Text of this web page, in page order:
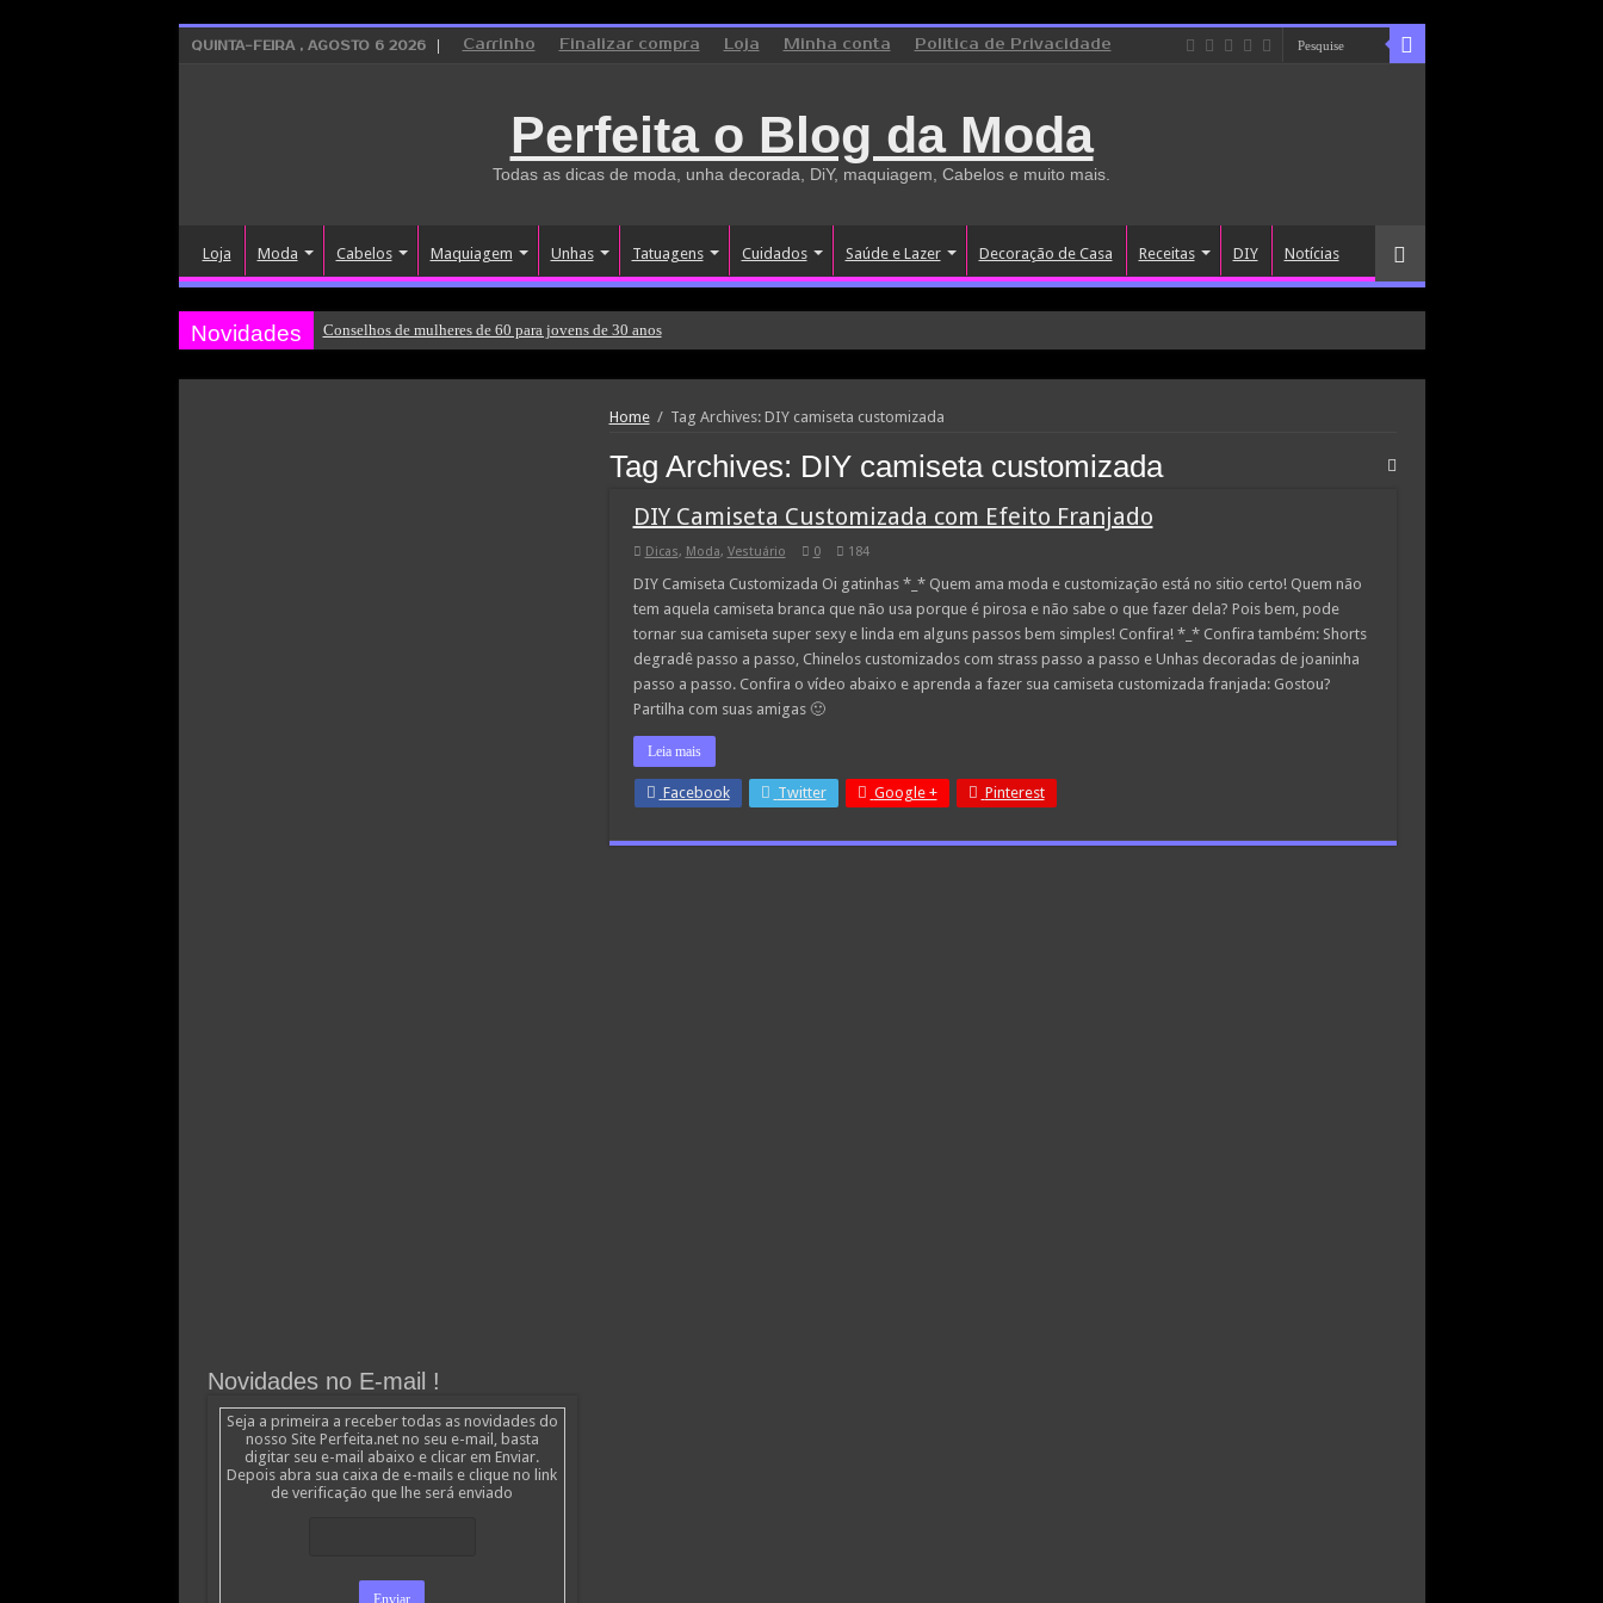
QUINTA-FEIRA , AGOSTO 6 2026 Carrinho Finalizar compra Loja Minha conta Politica de Privacidade
Perfeita o Blog da Moda
Todas as dicas de moda, unha decorada, DiY, maquiagem, Cabelos e muito mais.
Loja Moda Cabelos Maquiagem Unhas Tatuagens Cuidados Saúde e Lazer Decoração de Casa Receitas DIY Notícias
Novidades Conselhos de mulheres de 60 para jovens de 30 anos
Home / Tag Archives: DIY camiseta customizada
Tag Archives: DIY camiseta customizada
DIY Camiseta Customizada com Efeito Franjado
Dicas, Moda, Vestuário 0 184
DIY Camiseta Customizada Oi gatinhas *_* Quem ama moda e customização está no sitio certo! Quem não
tem aquela camiseta branca que não usa porque é pirosa e não sabe o que fazer dela? Pois bem, pode
tornar sua camiseta super sexy e linda em alguns passos bem simples! Confira! *_* Confira também: Shorts
degradê passo a passo, Chinelos customizados com strass passo a passo e Unhas decoradas de joaninha
passo a passo. Confira o vídeo abaixo e aprenda a fazer sua camiseta customizada franjada: Gostou?
Partilha com suas amigas 🙂
Leia mais
Facebook Twitter Google + Pinterest
Novidades no E-mail !
Seja a primeira a receber todas as novidades do
nosso Site Perfeita.net no seu e-mail, basta
digitar seu e-mail abaixo e clicar em Enviar.
Depois abra sua caixa de e-mails e clique no link
de verificação que lhe será enviado